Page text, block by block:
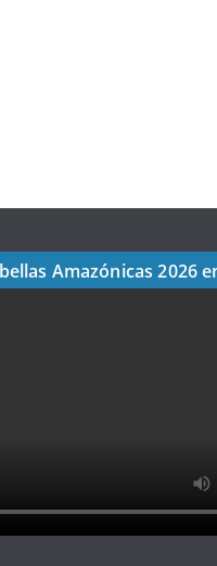
Amazónicas 2026